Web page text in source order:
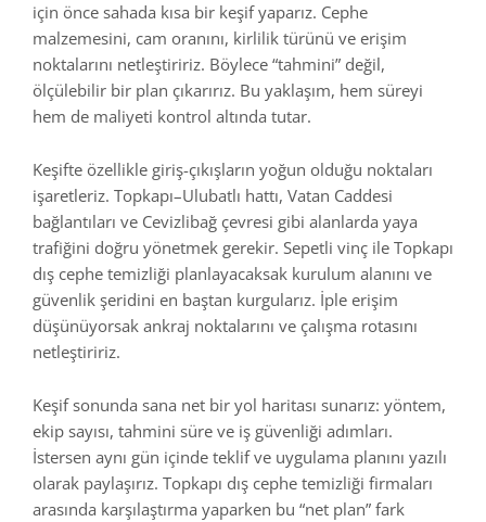
için önce sahada kısa bir keşif yaparız. Cephe
malzemesini, cam oranını, kirlilik türünü ve erişim
noktalarını netleştiririz. Böylece “tahmini” değil,
ölçülebilir bir plan çıkarırız. Bu yaklaşım, hem süreyi
hem de maliyeti kontrol altında tutar.
Keşifte özellikle giriş-çıkışların yoğun olduğu noktaları
işaretleriz. Topkapı–Ulubatlı hattı, Vatan Caddesi
bağlantıları ve Cevizlibağ çevresi gibi alanlarda yaya
trafiğini doğru yönetmek gerekir. Sepetli vinç ile Topkapı
dış cephe temizliği planlayacaksak kurulum alanını ve
güvenlik şeridini en baştan kurgularız. İple erişim
düşünüyorsak ankraj noktalarını ve çalışma rotasını
netleştiririz.
Keşif sonunda sana net bir yol haritası sunarız: yöntem,
ekip sayısı, tahmini süre ve iş güvenliği adımları.
İstersen aynı gün içinde teklif ve uygulama planını yazılı
olarak paylaşırız. Topkapı dış cephe temizliği firmaları
arasında karşılaştırma yaparken bu “net plan” fark